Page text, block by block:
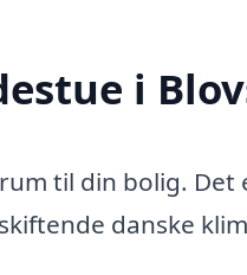
i
til din bolig. Det
danske